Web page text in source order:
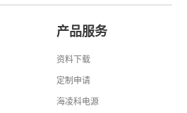
产品服务
资料下载
定制申请
海凌科电源